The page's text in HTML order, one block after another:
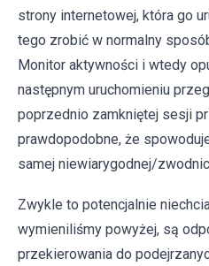
strony internetowej, która go
tego zrobić w normalny
Monitor aktywności i wtedy
następnym uruchomieniu
poprzednio zamkniętej sesji
prawdopodobne, że
samej niewiarygodnej/
Zwykle to potencjalnie
wymieniliśmy powyżej, są
przekierowania do